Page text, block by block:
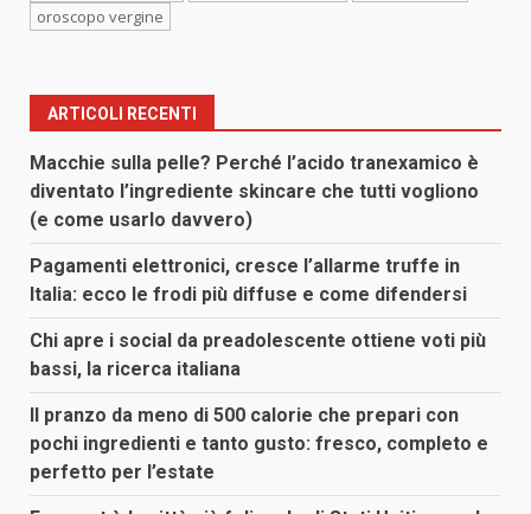
oroscopo vergine
ARTICOLI RECENTI
Macchie sulla pelle? Perché l’acido tranexamico è
diventato l’ingrediente skincare che tutti vogliono
(e come usarlo davvero)
Pagamenti elettronici, cresce l’allarme truffe in
Italia: ecco le frodi più diffuse e come difendersi
Chi apre i social da preadolescente ottiene voti più
bassi, la ricerca italiana
Il pranzo da meno di 500 calorie che prepari con
pochi ingredienti e tanto gusto: fresco, completo e
perfetto per l’estate